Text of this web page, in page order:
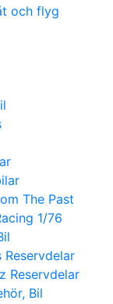
The Past
1/76
Reservdelar
Reservdelar
Bil